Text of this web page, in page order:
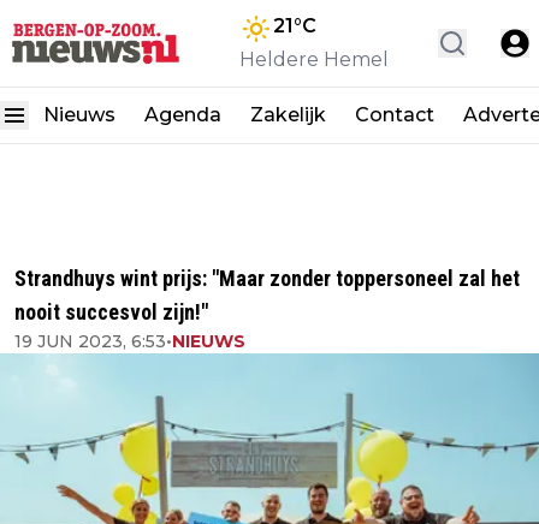
21°C
Heldere Hemel
Nieuws Agenda Zakelijk Contact
Strandhuys wint prijs: "Maar zonder toppersoneel zal het
nooit succesvol zijn!"
19 JUN 2023, 6:53•NIEUWS